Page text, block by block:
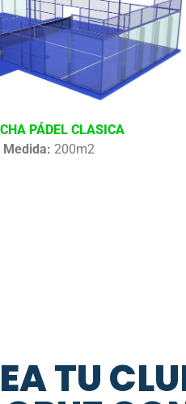
PÁDEL CLASICA
Medida: 200m2
TU